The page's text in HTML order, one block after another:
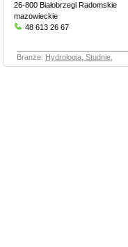
26-800 Białobrzegi Radomskie
mazowieckie
48 613 26 67
Branże: Hydrologia, Studnie